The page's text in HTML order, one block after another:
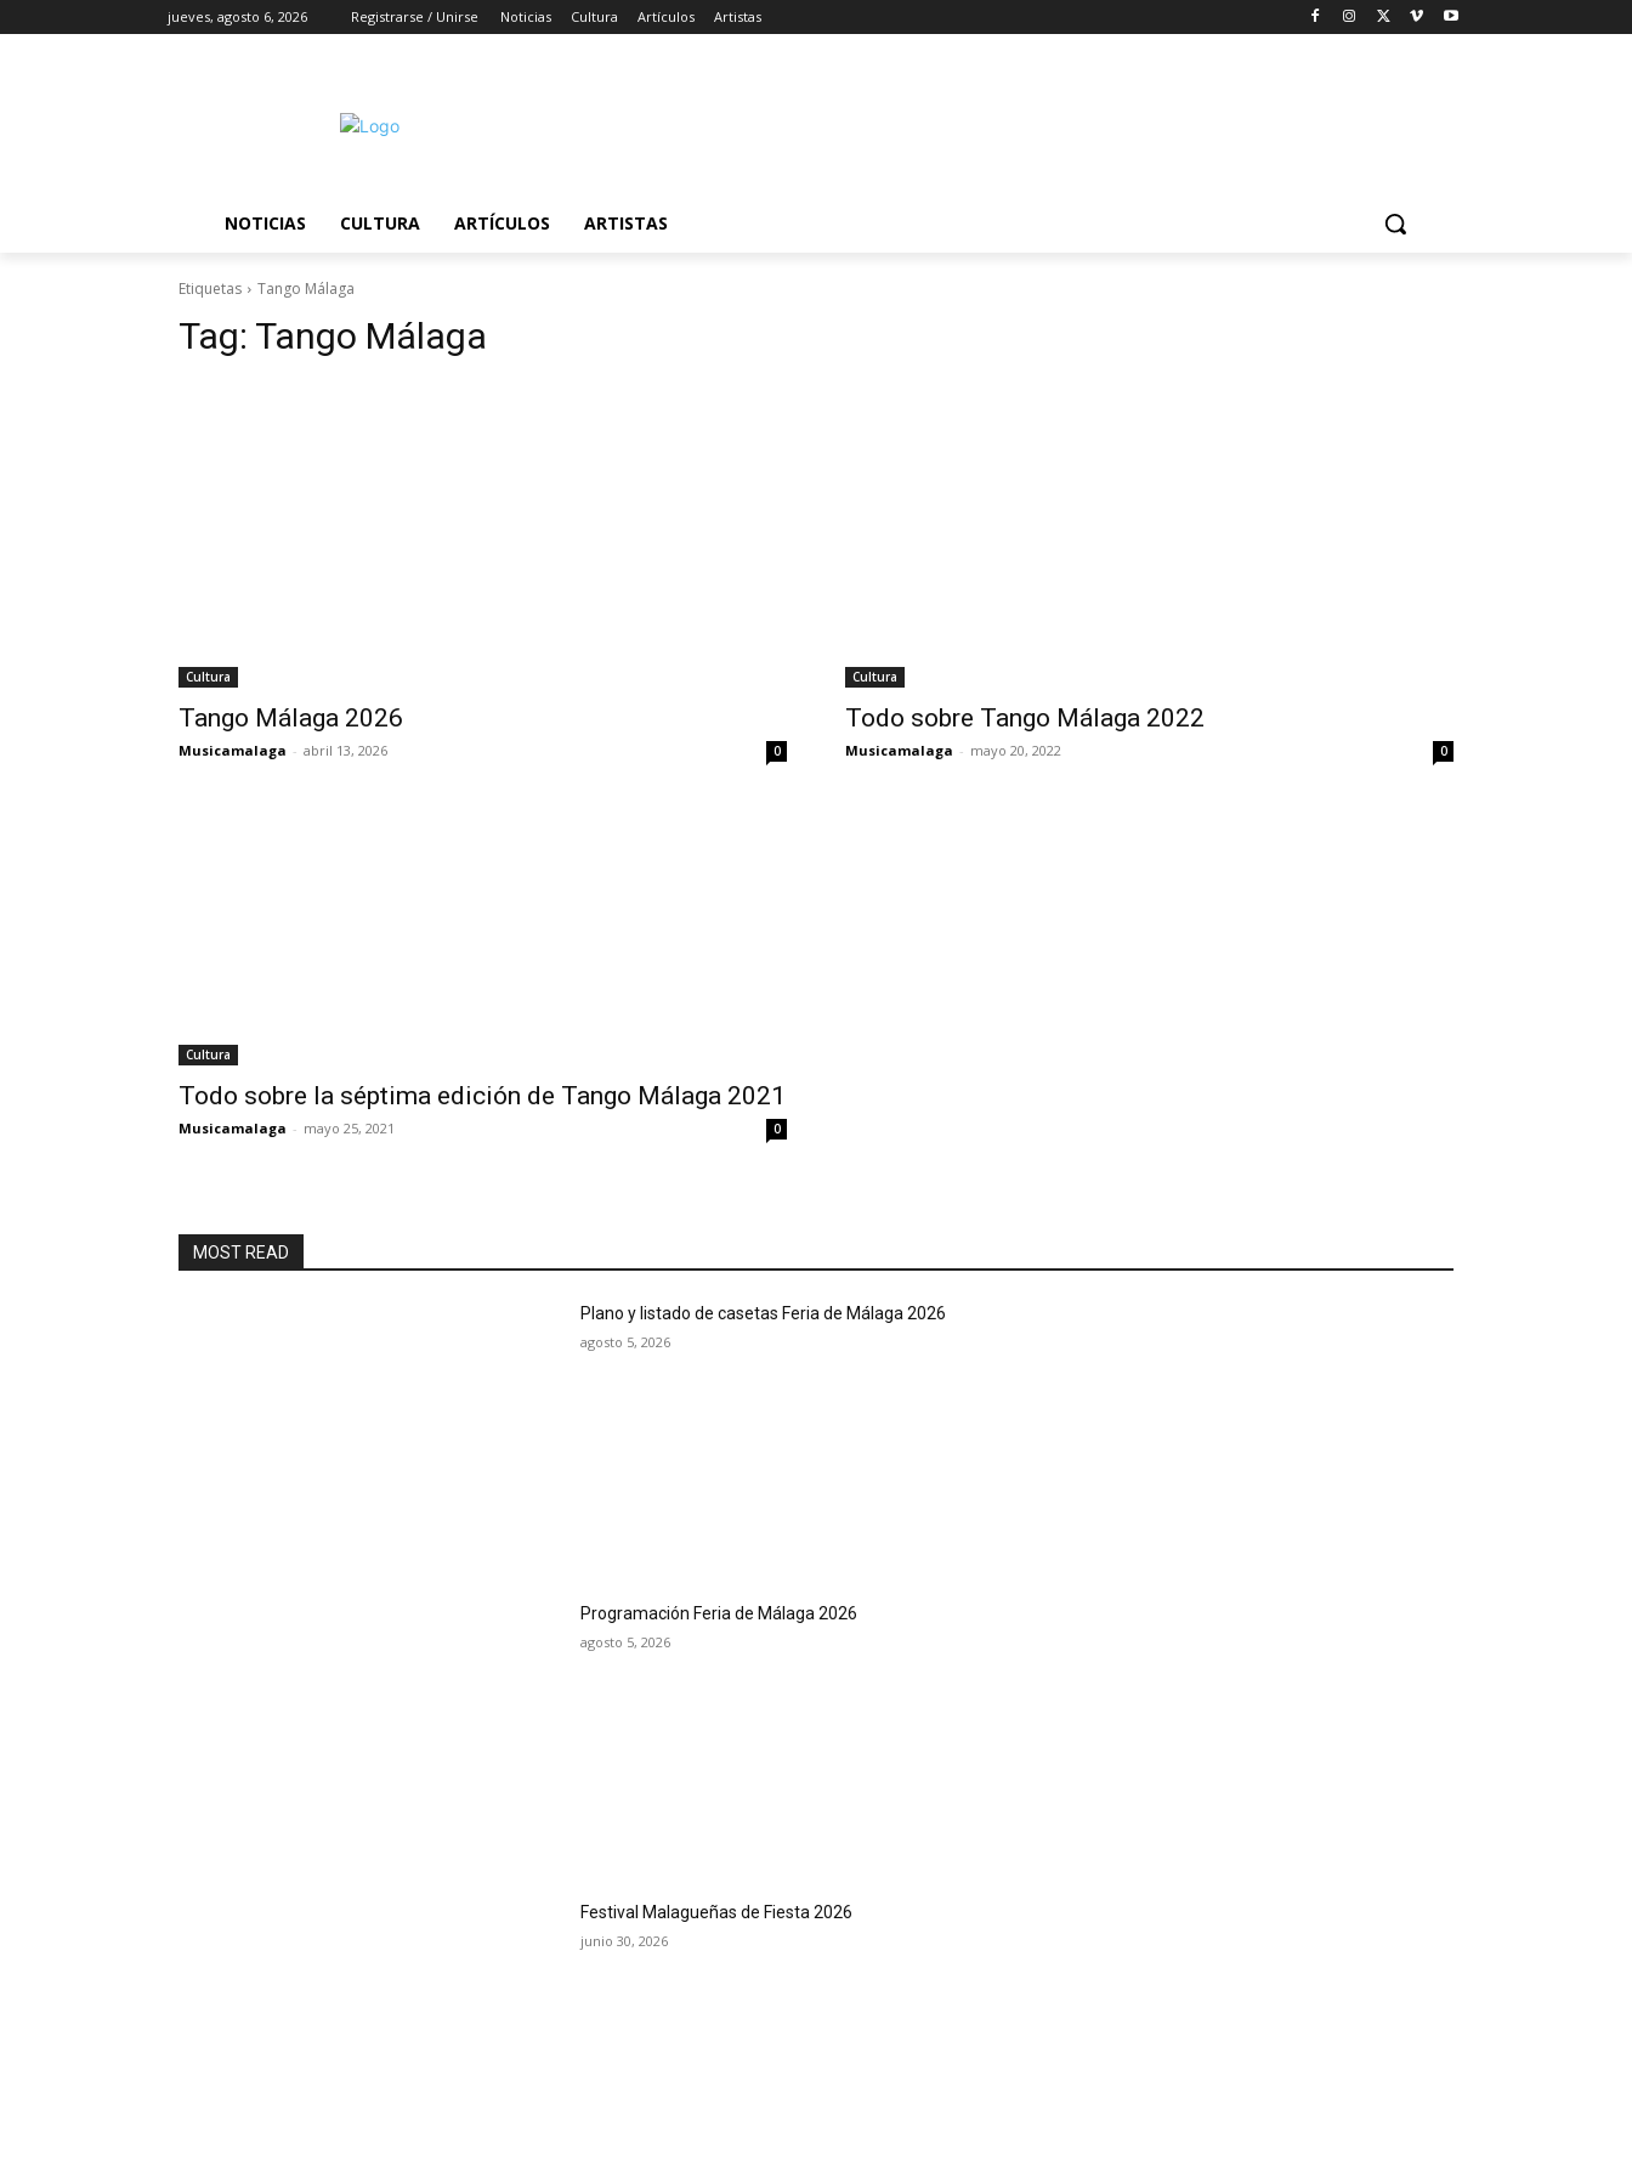
jueves, agosto 6, 2026 Registrarse / Unirse Noticias Cultura Artículos Artistas
NOTICIAS CULTURA ARTÍCULOS ARTISTAS
Etiquetas Tango Málaga
Tag: Tango Málaga
Cultura
Tango Málaga 2026
Musicamalaga - abril 13, 2026 0
Cultura
Todo sobre Tango Málaga 2022
Musicamalaga - mayo 20, 2022 0
Cultura
Todo sobre la séptima edición de Tango Málaga 2021
Musicamalaga - mayo 25, 2021 0
MOST READ
Plano y listado de casetas Feria de Málaga 2026
agosto 5, 2026
Programación Feria de Málaga 2026
agosto 5, 2026
Festival Malagueñas de Fiesta 2026
junio 30, 2026